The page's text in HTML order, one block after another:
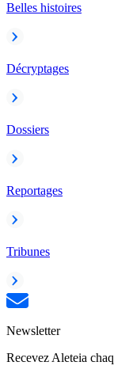
Belles histoires
Décryptages
Dossiers
Reportages
Tribunes
Newsletter
Recevez Aleteia